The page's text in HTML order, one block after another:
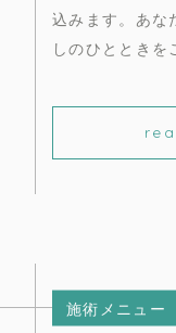
込みます。あな
しのひとときを
施術メニュー